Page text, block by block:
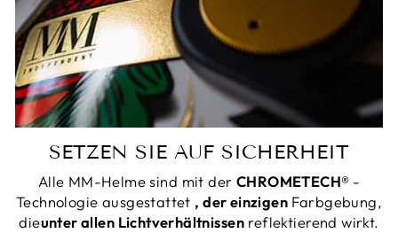
SETZEN SIE AUF SICHERHEIT
Alle MM-Helme sind mit der CHROMETECH® -
Technologie ausgestattet , der einzigen Farbgebung,
dieunter allen Lichtverhältnissenreflektierend wirkt.